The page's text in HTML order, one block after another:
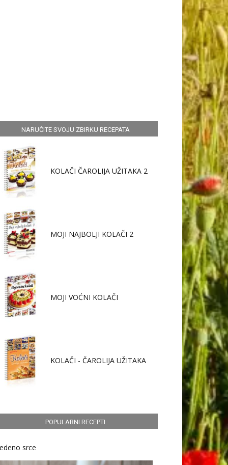
NARUČITE SVOJU ZBIRKU RECEPATA
KOLAČI ČAROLIJA UŽITAKA 2
MOJI NAJBOLJI KOLAČI 2
MOJI VOĆNI KOLAČI
KOLAČI - ČAROLIJA UŽITAKA
POPULARNI RECEPTI
srce